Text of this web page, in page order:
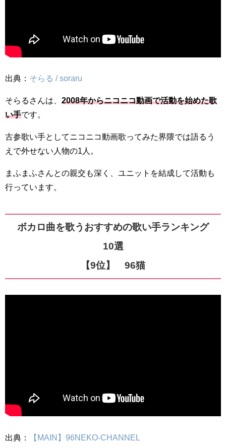
出典： そらる / soraru
そらるさんは、 2008年からニコニコ動画で活動を始めた歌
い手です。
古参歌い手としてニコニコ動画歌ってみた界隈では語るう
えで外せない人物の1人。
まふまふさんとの親交も深く、ユニットを結成して活動も
行っています。
ボカロ曲を歌うおすすめの歌い手ランキング
10選
【9位】 96猫
出典： 【MAIN】96NEKO-CHANNEL